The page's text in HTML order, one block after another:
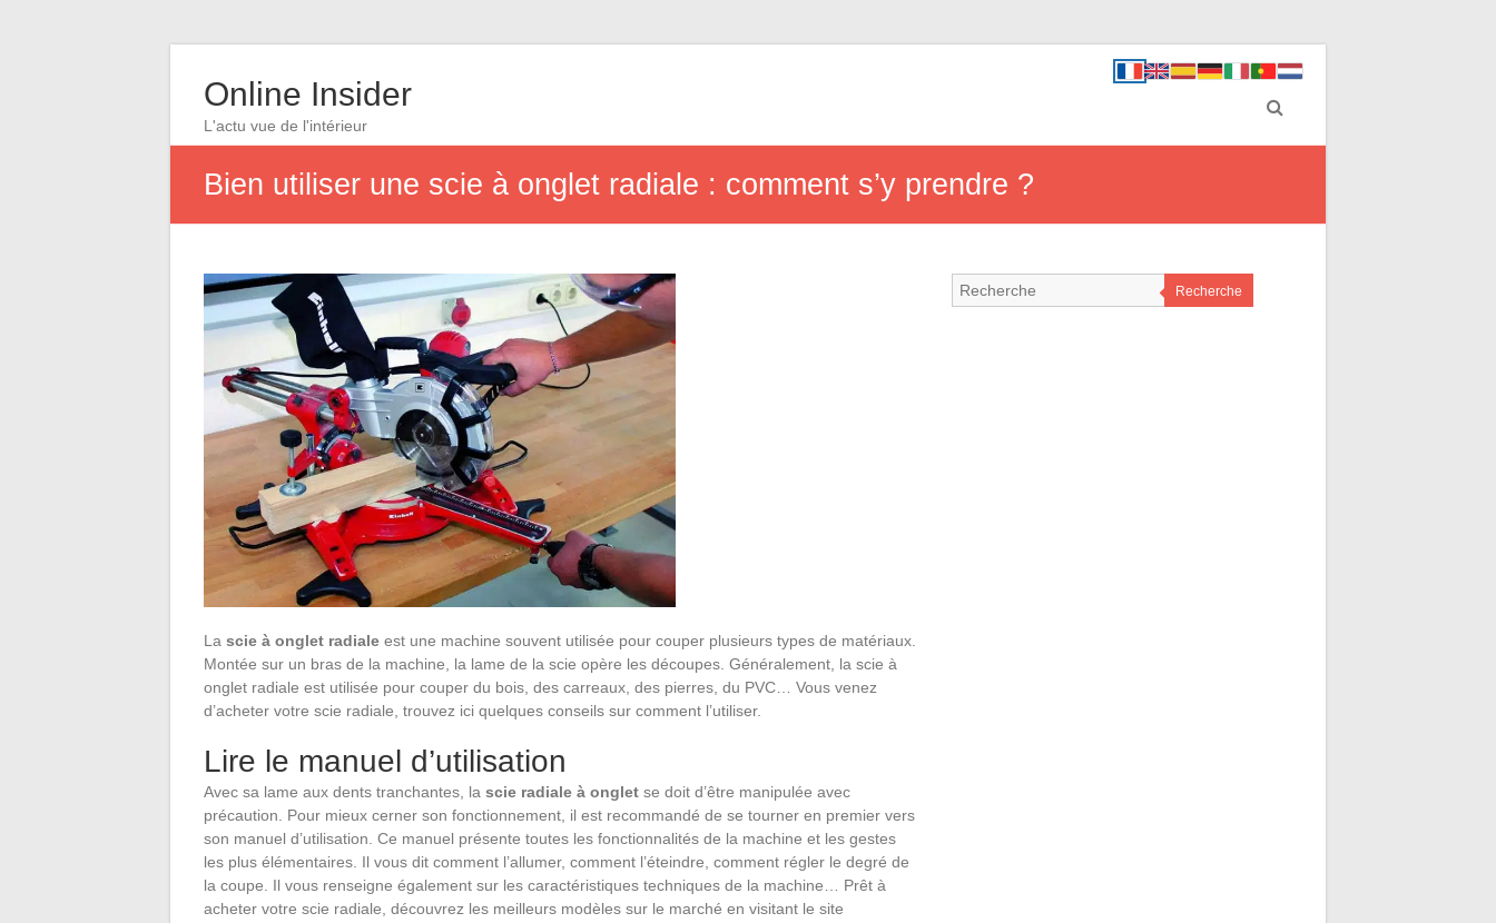
Online Insider
L'actu vue de l'intérieur
Bien utiliser une scie à onglet radiale : comment s’y prendre ?
La scie à onglet radiale est une machine souvent utilisée pour couper plusieurs types de matériaux.
Montée sur un bras de la machine, la lame de la scie opère les découpes. Généralement, la scie à
onglet radiale est utilisée pour couper du bois, des carreaux, des pierres, du PVC… Vous venez
d’acheter votre scie radiale, trouvez ici quelques conseils sur comment l’utiliser.
Lire le manuel d’utilisation
Avec sa lame aux dents tranchantes, la scie radiale à onglet se doit d’être manipulée avec
précaution. Pour mieux cerner son fonctionnement, il est recommandé de se tourner en premier vers
son manuel d’utilisation. Ce manuel présente toutes les fonctionnalités de la machine et les gestes
les plus élémentaires. Il vous dit comment l’allumer, comment l’éteindre, comment régler le degré de
la coupe. Il vous renseigne également sur les caractéristiques techniques de la machine… Prêt à
acheter votre scie radiale, découvrez les meilleurs modèles sur le marché en visitant le site
Recherche